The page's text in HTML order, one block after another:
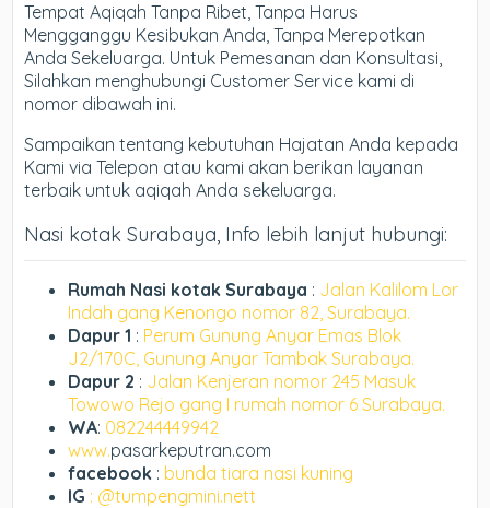
Tempat Aqiqah Tanpa Ribet, Tanpa Harus
Mengganggu Kesibukan Anda, Tanpa Merepotkan
Anda Sekeluarga. Untuk Pemesanan dan Konsultasi,
Silahkan menghubungi Customer Service kami di
nomor dibawah ini.
Sampaikan tentang kebutuhan Hajatan Anda kepada
Kami via Telepon atau kami akan berikan layanan
terbaik untuk aqiqah Anda sekeluarga.
Nasi kotak Surabaya, Info lebih lanjut hubungi:
Rumah Nasi kotak Surabaya : Jalan Kalilom Lor
Indah gang Kenongo nomor 82, Surabaya.
Dapur 1 : Perum Gunung Anyar Emas Blok
J2/170C, Gunung Anyar Tambak Surabaya.
Dapur 2 : Jalan Kenjeran nomor 245 Masuk
Towowo Rejo gang I rumah nomor 6 Surabaya.
WA: 082244449942
www.pasarkeputran.com
facebook : bunda tiara nasi kuning
IG : @tumpengmini.nett